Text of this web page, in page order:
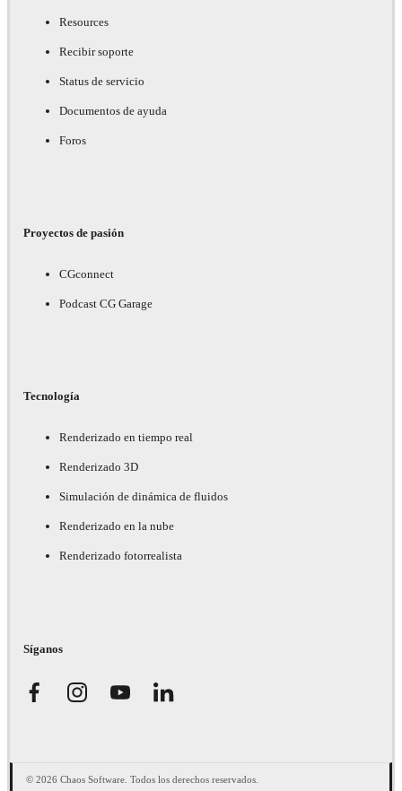
Resources
Recibir soporte
Status de servicio
Documentos de ayuda
Foros
Proyectos de pasión
CGconnect
Podcast CG Garage
Tecnología
Renderizado en tiempo real
Renderizado 3D
Simulación de dinámica de fluidos
Renderizado en la nube
Renderizado fotorrealista
Síganos
© 2026 Chaos Software. Todos los derechos reservados.